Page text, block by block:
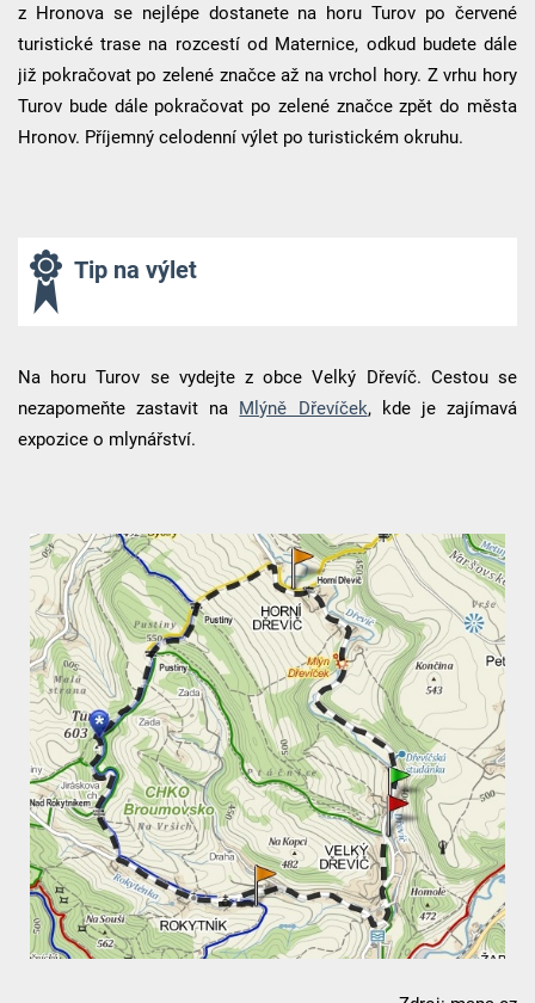
z Hronova se nejlépe dostanete na horu Turov po červené
turistické trase na rozcestí od Maternice, odkud budete dále
již pokračovat po zelené značce až na vrchol hory. Z vrhu hory
Turov bude dále pokračovat po zelené značce zpět do města
Hronov. Příjemný celodenní výlet po turistickém okruhu.
Tip na výlet
Na horu Turov se vydejte z obce Velký Dřevíč. Cestou se
nezapomeňte zastavit na Mlýně Dřevíček, kde je zajímavá
expozice o mlynářství.